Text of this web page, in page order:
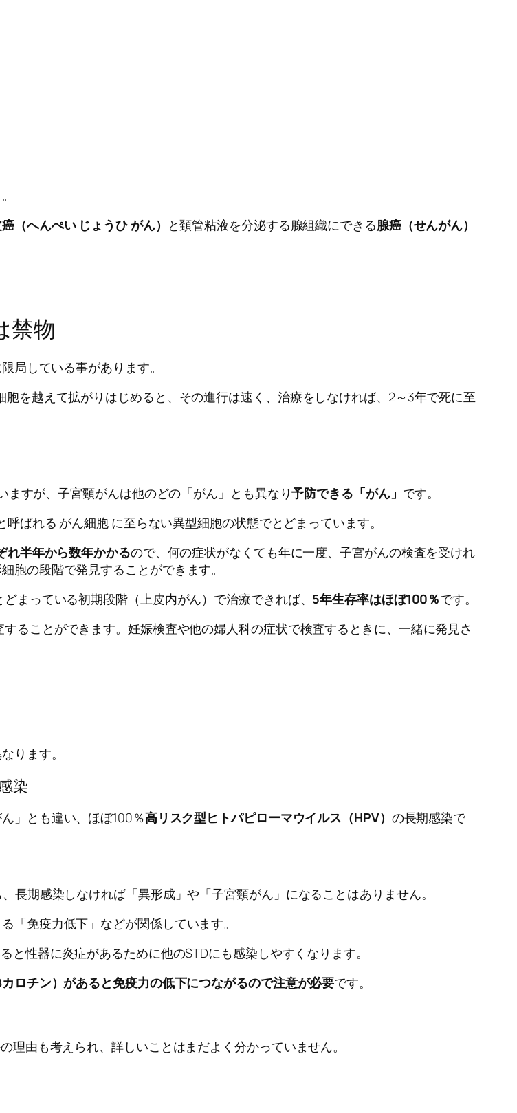
（へんぺい じょうひ がん） と頚管粘液を分泌する腺組織にできる腺癌（せんがん）
禁物
局している事があります。
を越えて拡がりはじめると、その進行は速く、治療をしなければ、2～3年で死に至
すが、子宮頸がんは他のどの「がん」とも異なり予防できる「がん」 です。
ばれる がん細胞 に至らない異型細胞の状態でとどまっています。
れ半年から数年かかるので、何の症状がなくても年に一度、子宮がんの検査を受けれ
胞の段階で発見することができます。
まっている初期段階（上皮内がん）で治療できれば、 5年生存率はほぼ100％です。
ることができます。妊娠検査や他の婦人科の症状で検査するときに、一緒に発見さ
ります。
染
」とも違い、ほぼ100％高リスク型ヒトパピローマウイルス（HPV） の長期感染で
長期感染しなければ「異形成」や「子宮頸がん」になることはありません。
「免疫力低下」などが関係しています。
と性器に炎症があるために他のSTDにも感染しやすくなります。
ロチン）があると免疫力の低下につながるので注意が必要です。
由も考えられ、詳しいことはまだよく分かっていません。